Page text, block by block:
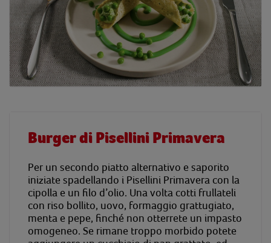
Burger di Pisellini Primavera
Per un secondo piatto alternativo e saporito
iniziate spadellando i Pisellini Primavera con la
cipolla e un filo d’olio. Una volta cotti frullateli
con riso bollito, uovo, formaggio grattugiato,
menta e pepe, finché non otterrete un impasto
omogeneo. Se rimane troppo morbido potete